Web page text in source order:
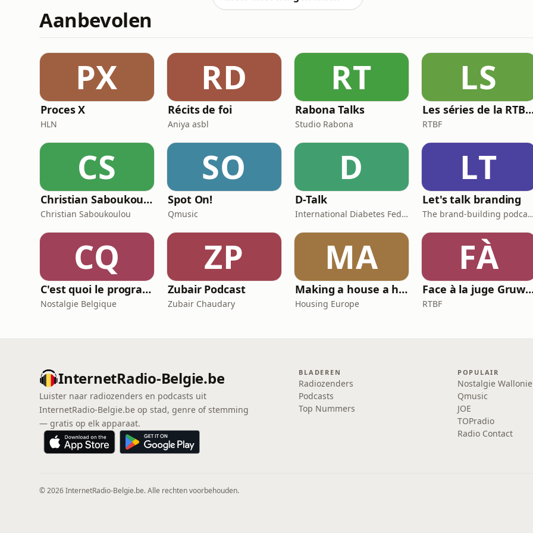
Aanbevolen
PX
Proces X
HLN
RD
Récits de foi
Aniya asbl
RT
Rabona Talks
Studio Rabona
LS
Les séries de la
RTBF
CS
Christian Saboukoulou
Christian Saboukoulou
SO
Spot On!
Qmusic
D
D-Talk
International Diabetes Federation
LT
Let's talk branding
The brand-building podcast by Stef Hamerlinck
CQ
C'est quoi le programme au cinéma ?
Nostalgie Belgique
ZP
Zubair Podcast
Zubair Chaudary
MA
Making a house a home
Housing Europe
FÀ
Face à la
RTBF
InternetRadio-Belgie.be
Luister naar radiozenders en podcasts uit
InternetRadio-Belgie.be op stad, genre of stemming
— gratis op elk apparaat.
BLADEREN
Radiozenders
Podcasts
Top Nummers
POPULAIR
Nostalgie Wallonie
Qmusic
JOE
TOPradio
Radio Contact
© 2026 InternetRadio-Belgie.be. Alle rechten voorbehouden.